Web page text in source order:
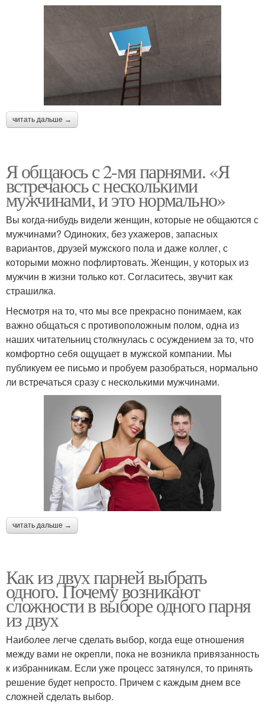
читать дальше →
Я общаюсь с 2-мя парнями. «Я
встречаюсь с несколькими
мужчинами, и это нормально»
Вы когда-нибудь видели женщин, которые не общаются с
мужчинами? Одиноких, без ухажеров, запасных
вариантов, друзей мужского пола и даже коллег, с
которыми можно пофлиртовать. Женщин, у которых из
мужчин в жизни только кот. Согласитесь, звучит как
страшилка.
Несмотря на то, что мы все прекрасно понимаем, как
важно общаться с противоположным полом, одна из
наших читательниц столкнулась с осуждением за то, что
комфортно себя ощущает в мужской компании. Мы
публикуем ее письмо и пробуем разобраться, нормально
ли встречаться сразу с несколькими мужчинами.
читать дальше →
Как из двух парней выбрать
одного. Почему возникают
сложности в выборе одного парня
из двух
Наиболее легче сделать выбор, когда еще отношения
между вами не окрепли, пока не возникла привязанность
к избранникам. Если уже процесс затянулся, то принять
решение будет непросто. Причем с каждым днем все
сложней сделать выбор.